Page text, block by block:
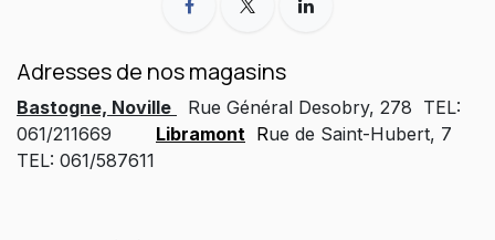
Adresses de nos magasins
Bastogne, Noville
Rue Général Desobry, 278 TEL:
061/211669
Libramont Rue de Saint-Hubert, 7
TEL: 061/587611